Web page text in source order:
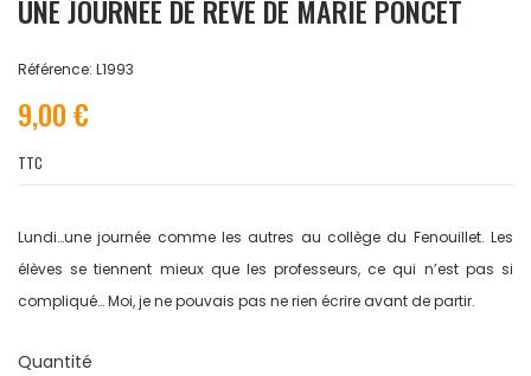
UNE JOURNÉE DE RÊVE DE MARIE PONCET
Référence: L1993
9,00 €
TTC
Lundi…une journée comme les autres au collège du Fenouillet. Les
élèves se tiennent mieux que les professeurs, ce qui n’est pas si
compliqué… Moi, je ne pouvais pas ne rien écrire avant de partir.
Quantité